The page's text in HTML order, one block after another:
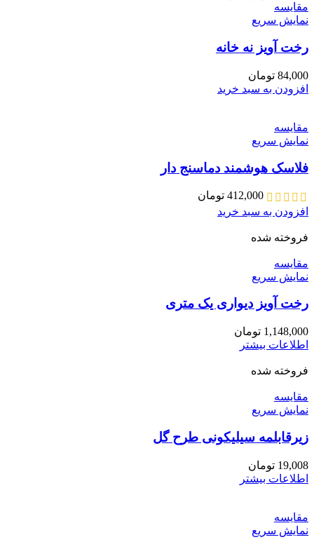
مقايسه
نمایش سریع
رخت آویز نه خانه
84,000 تومان
افزودن به سبد خرید
مقايسه
نمایش سریع
فلاسک هوشمند دماسنج دار
412,000 تومان
افزودن به سبد خرید
فروخته شده
مقايسه
نمایش سریع
رخت آویز دیواری یک متری
1,148,000 تومان
اطلاعات بیشتر
فروخته شده
مقايسه
نمایش سریع
زیرقابلمه سیلیکونی طرح گل
19,008 تومان
اطلاعات بیشتر
مقايسه
نمایش سریع